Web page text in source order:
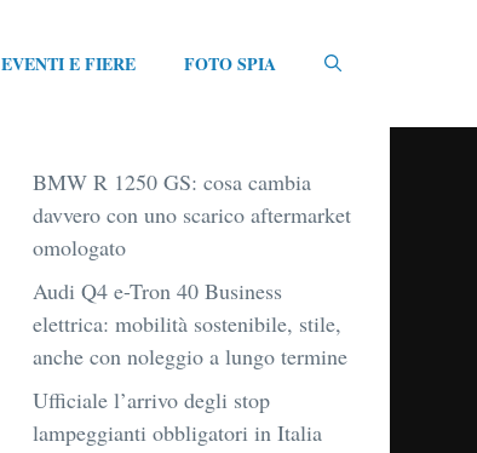
EVENTI E FIERE FOTO SPIA
BMW R 1250 GS: cosa cambia
davvero con uno scarico aftermarket
omologato
Audi Q4 e-Tron 40 Business
elettrica: mobilità sostenibile, stile,
anche con noleggio a lungo termine
Ufficiale l’arrivo degli stop
lampeggianti obbligatori in Italia